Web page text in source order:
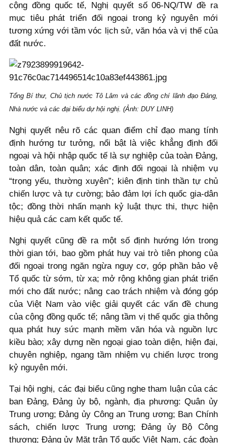
cộng đồng quốc tế, Nghị quyết số 06-NQ/TW đề ra
mục tiêu phát triển đối ngoại trong kỷ nguyên mới
tương xứng với tầm vóc lịch sử, văn hóa và vị thế của
đất nước.
Tổng Bí thư, Chủ tịch nước Tô Lâm và các đồng chí lãnh đạo Đảng,
Nhà nước và các đại biểu dự hội nghị. (Ảnh: DUY LINH)
Nghị quyết nêu rõ các quan điểm chỉ đạo mang tính
định hướng tư tưởng, nổi bật là việc khẳng định đối
ngoại và hội nhập quốc tế là sự nghiệp của toàn Đảng,
toàn dân, toàn quân; xác định đối ngoại là nhiệm vụ
“trọng yếu, thường xuyên”; kiên định tinh thần tự chủ
chiến lược và tự cường; bảo đảm lợi ích quốc gia-dân
tộc; đồng thời nhấn mạnh kỷ luật thực thi, thực hiện
hiệu quả các cam kết quốc tế.
Nghị quyết cũng đề ra một số định hướng lớn trong
thời gian tới, bao gồm phát huy vai trò tiên phong của
đối ngoại trong ngăn ngừa nguy cơ, góp phần bảo vệ
Tổ quốc từ sớm, từ xa; mở rộng không gian phát triển
mới cho đất nước; nâng cao trách nhiệm và đóng góp
của Việt Nam vào việc giải quyết các vấn đề chung
của cộng đồng quốc tế; nâng tầm vị thế quốc gia thông
qua phát huy sức mạnh mềm văn hóa và nguồn lực
kiều bào; xây dựng nền ngoại giao toàn diện, hiện đại,
chuyên nghiệp, ngang tầm nhiệm vụ chiến lược trong
kỷ nguyên mới.
Tại hội nghị, các đại biểu cũng nghe tham luận của các
ban Đảng, Đảng ủy bộ, ngành, địa phương: Quân ủy
Trung ương; Đảng ủy Công an Trung ương; Ban Chính
sách, chiến lược Trung ương; Đảng ủy Bộ Công
thương; Đảng ủy Mặt trận Tổ quốc Việt Nam, các đoàn